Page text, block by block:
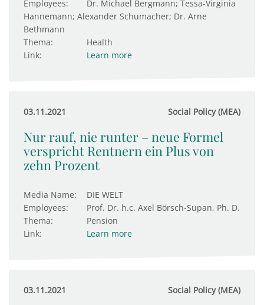
Employees:
Dr. Michael Bergmann; Tessa-Virginia
Hannemann; Alexander Schumacher; Dr. Arne
Bethmann
Thema:
Health
Link:
Learn more
03.11.2021 Social Policy (MEA)
Nur rauf, nie runter – neue Formel
verspricht Rentnern ein Plus von
zehn Prozent
Media Name:
DIE WELT
Employees:
Prof. Dr. h.c. Axel Börsch-Supan, Ph. D.
Thema:
Pension
Link:
Learn more
03.11.2021 Social Policy (MEA)